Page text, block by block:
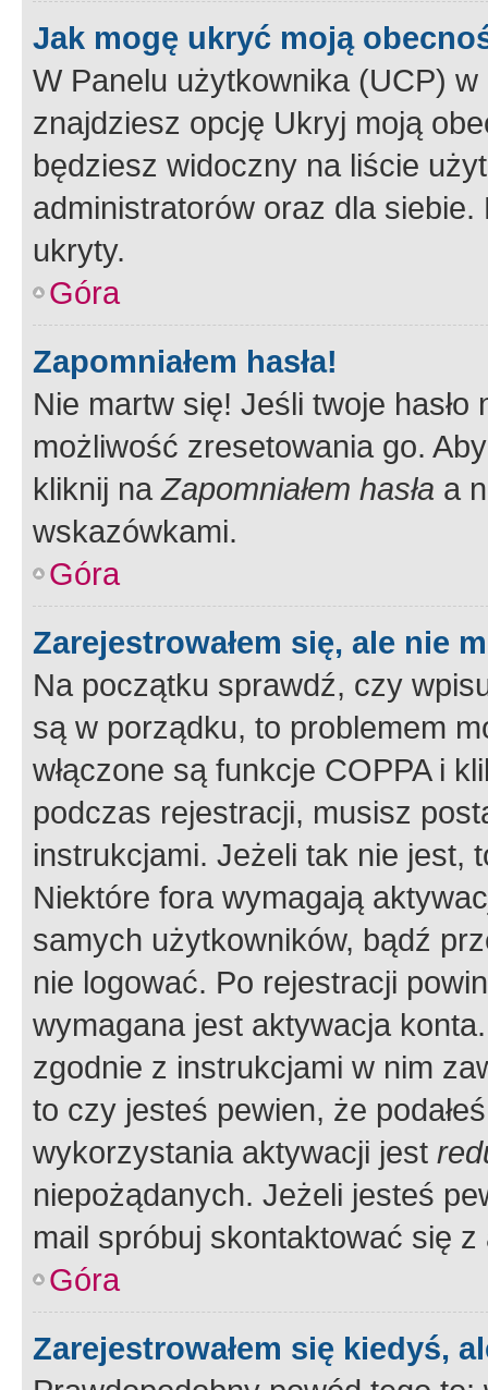
Jak mogę ukryć moją
W Panelu użytkownika (UCP) w
znajdziesz opcję Ukryj moją
będziesz widoczny na liście
administratorów oraz dla
ukryty.
Góra
Zapomniałem hasła!
Nie martw się! Jeśli twoje
możliwość zresetowania go.
kliknij naZapomniałem hasła a
wskazówkami.
Góra
Zarejestrowałem się, ale nie
Na początku sprawdź, czy
są w porządku, to problemem
włączone są funkcje COPPA i
podczas rejestracji, musisz
instrukcjami. Jeżeli tak nie jest,
Niektóre fora wymagają
samych użytkowników, bądź
nie logować. Po rejestracji
wymagana jest aktywacja
zgodnie z instrukcjami w nim
to czy jesteś pewien, że
wykorzystania aktywacji jest
niepożądanych. Jeżeli jesteś
mail spróbuj skontaktować się
Góra
Zarejestrowałem się kiedyś,